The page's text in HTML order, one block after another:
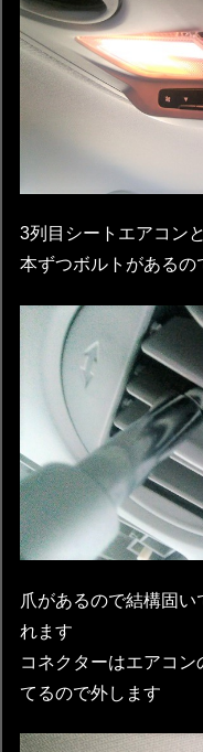
3列目シートエアコン
本ずつボルトがある
爪があるので結構固
れます
コネクターはエアコ
てるので外します